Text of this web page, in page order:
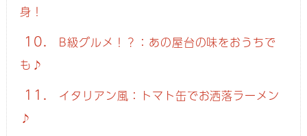
身！
10.
B級グルメ！？：あの屋台の味をおうちで
も♪
11.
イタリアン風：トマト缶でお洒落ラーメン
♪